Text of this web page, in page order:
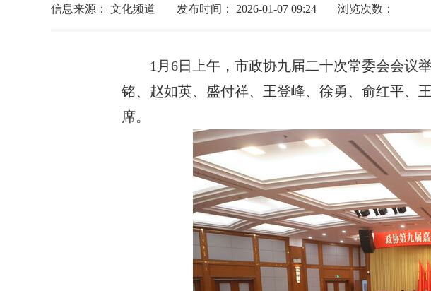
信息来源： 文化频道 发布时间： 2026-01-07 09:24 浏览次数：
1月6日上午，市政协九届二十次常委会会议
铭、赵如英、盛付祥、王登峰、徐勇、俞红平、
席。